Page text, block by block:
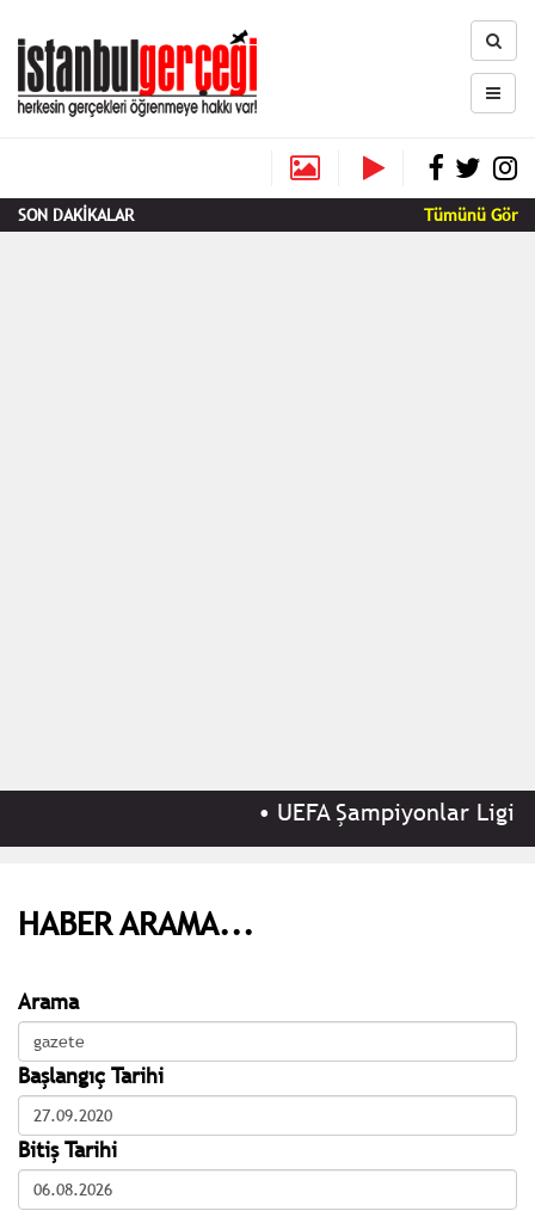
SON DAKİKALAR Tümünü Gör
UEFA Şampiyonlar Ligi
HABER ARAMA...
Arama
Başlangıç Tarihi
Bitiş Tarihi